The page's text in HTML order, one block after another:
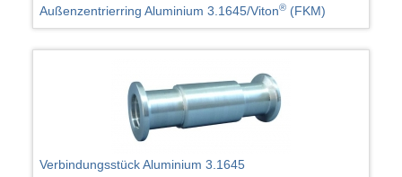
Außenzentrierring Aluminium 3.1645/Viton® (FKM)
Verbindungsstück Aluminium 3.1645